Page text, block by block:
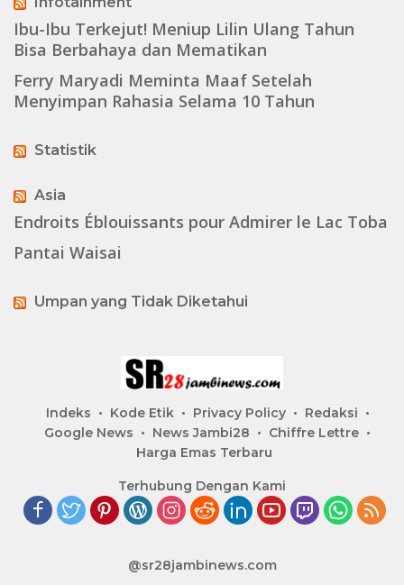
Ibu-Ibu Terkejut! Meniup Lilin Ulang Tahun
Bisa Berbahaya dan Mematikan
Ferry Maryadi Meminta Maaf Setelah
Menyimpan Rahasia Selama 10 Tahun
Statistik
Asia
Endroits Éblouissants pour Admirer le Lac Toba
Pantai Waisai
Umpan yang Tidak Diketahui
Indeks Kode Etik Privacy Policy
Redaksi
Google News
News Jambi28
Chiffre Lettre
Harga Emas Terbaru
Terhubung Dengan Kami
@sr28jambinews.com